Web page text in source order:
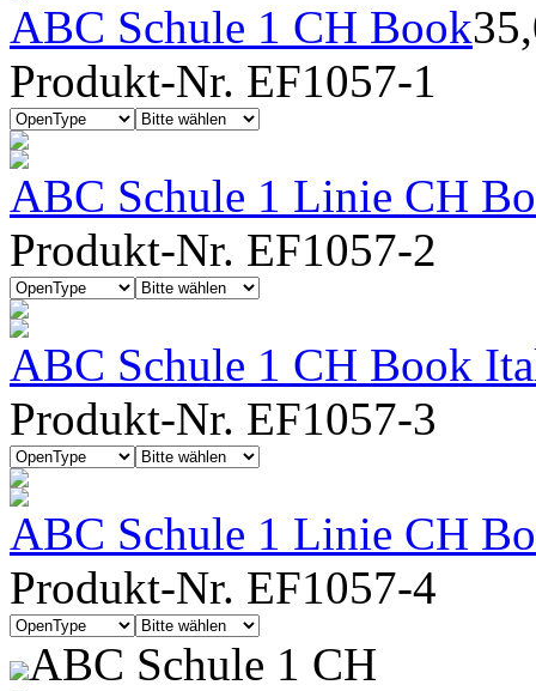
ABC Schule 1 CH Book
Produkt-Nr. EF1057-1
ABC Schule 1 Linie CH
Produkt-Nr. EF1057-2
ABC Schule 1 CH Book
Produkt-Nr. EF1057-3
ABC Schule 1 Linie CH
Produkt-Nr. EF1057-4
ABC Schule 1 CH